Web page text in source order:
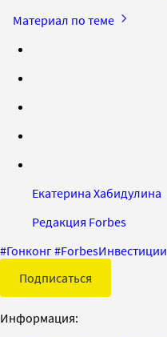
Материал по теме
Екатерина Хабидулина
Редакция Forbes
#Гонконг#ForbesИнвестиции
Подписаться
Информация: